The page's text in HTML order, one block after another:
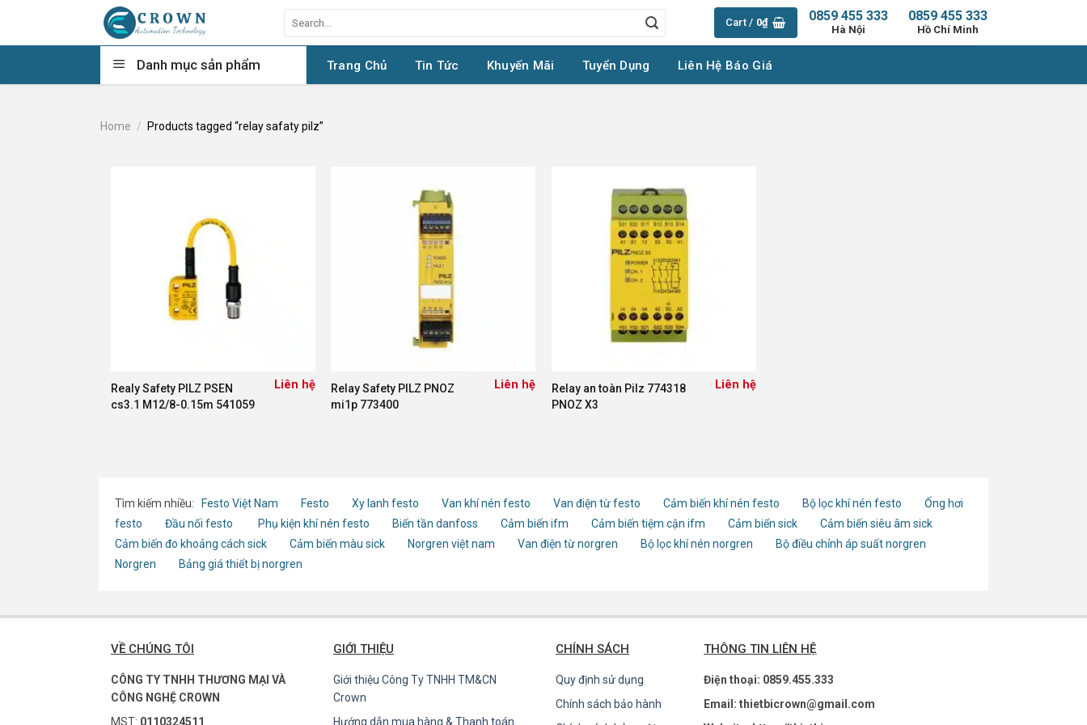
content
for:
Cart / 0₫ 0859 455 333
Hồ Chí Minh
0859 455 333
Hà Nội
Danh mục sản phẩm Trang Chủ Tin Tức Khuyến Mãi Tuyển Dụng Liên Hệ Báo Giá
Home / Products tagged “relay safaty pilz”
Realy Safety PILZ PSEN
cs3.1 M12/8-0.15m 541059
Liên hệ
Relay Safety PILZ PNOZ
mi1p 773400
Liên hệ
Relay an toàn Pilz 774318
PNOZ X3
Liên hệ
Tìm kiếm nhiều: Festo Việt Nam Festo Xy lanh festo Van khí nén festo Van điện từ festo Cảm biến khí nén festo Bộ lọc khí nén festo
Ống hơi
festo
Đầu nối festo Phụ kiện khí nén festo Biến tần danfoss Cảm biến ifm Cảm biến tiệm cận ifm Cảm biến sick
Cảm biến siêu âm sick
Cảm biến đo khoảng cách sick
Cảm biến màu sick Norgren việt nam Van điện từ norgren Bộ lọc khí nén norgren
Bộ điều chỉnh áp suất norgren
Norgren
Bảng giá thiết bị norgren
VỀ CHÚNG TÔI
CÔNG TY TNHH THƯƠNG MẠI VÀ
CÔNG NGHỆ CROWN
MST: 0110324511
GIỚI THIỆU
Giới thiệu Công Ty TNHH TM&CN
Crown
Hướng dẫn mua hàng & Thanh toán
CHÍNH SÁCH
Quy định sử dụng
Chính sách bảo hành
THÔNG TIN LIÊN HỆ
Điện thoại: 0859.455.333
Email: thietbicrown@gmail.com